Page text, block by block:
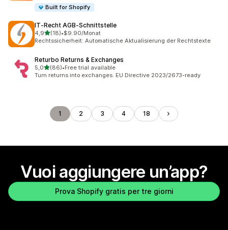
Built for Shopify
IT‑Recht AGB‑Schnittstelle
4,9stelle su 5
(18)
18 recensioni totali
•$9.90/Monat
Rechtssicherheit: Automatische Aktualisierung der Rechtstexte
Returbo Returns & Exchanges
5,0stelle su 5
(86)
86 recensioni totali
•Free trial available
Turn returns into exchanges. EU Directive 2023/2673-ready
1 2 3 4 18
Vuoi aggiungere un’app?
Prova Shopify gratis per tre giorni